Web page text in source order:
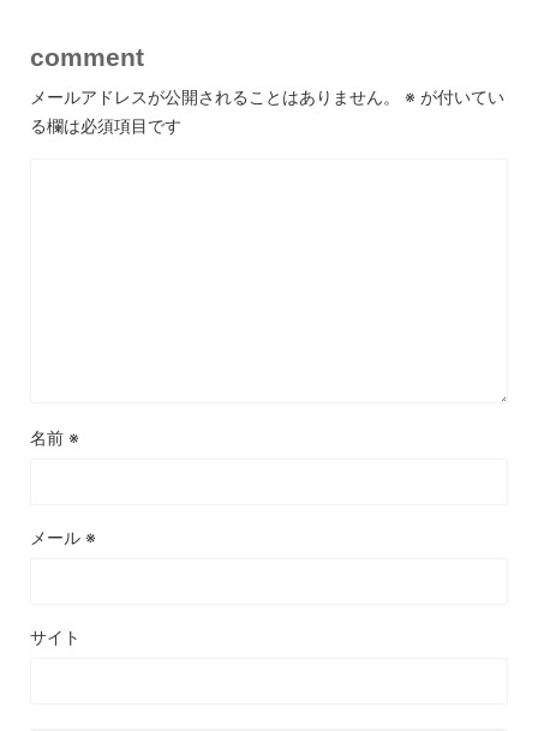
comment
メールアドレスが公開されることはありません。 ※ が付いてい
る欄は必須項目です
名前 ※
メール ※
サイト